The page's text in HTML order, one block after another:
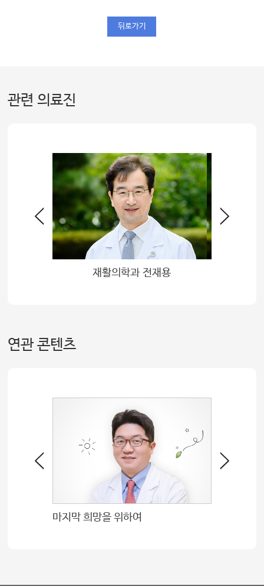
뒤로가기
관련 의료진
성형외과 홍준표
연관 콘텐츠
마지막 희망을 위하여